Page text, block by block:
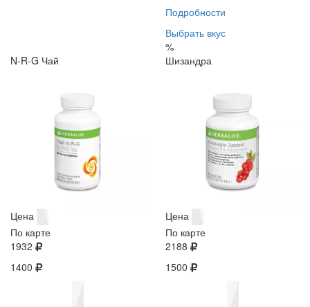
Подробности
Выбрать вкус
%
N-R-G Чай
Цена
По карте
1932
1400
Шизандра
Цена
По карте
2188
1500